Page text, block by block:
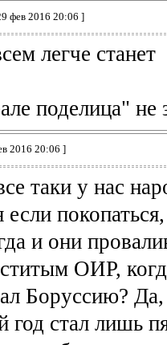
фев 2016 20:06 ]
легче станет
поделица"
2016 20:06 ]
таки у нас
если
и они
ОИР,
Боруссию?
стал лишь